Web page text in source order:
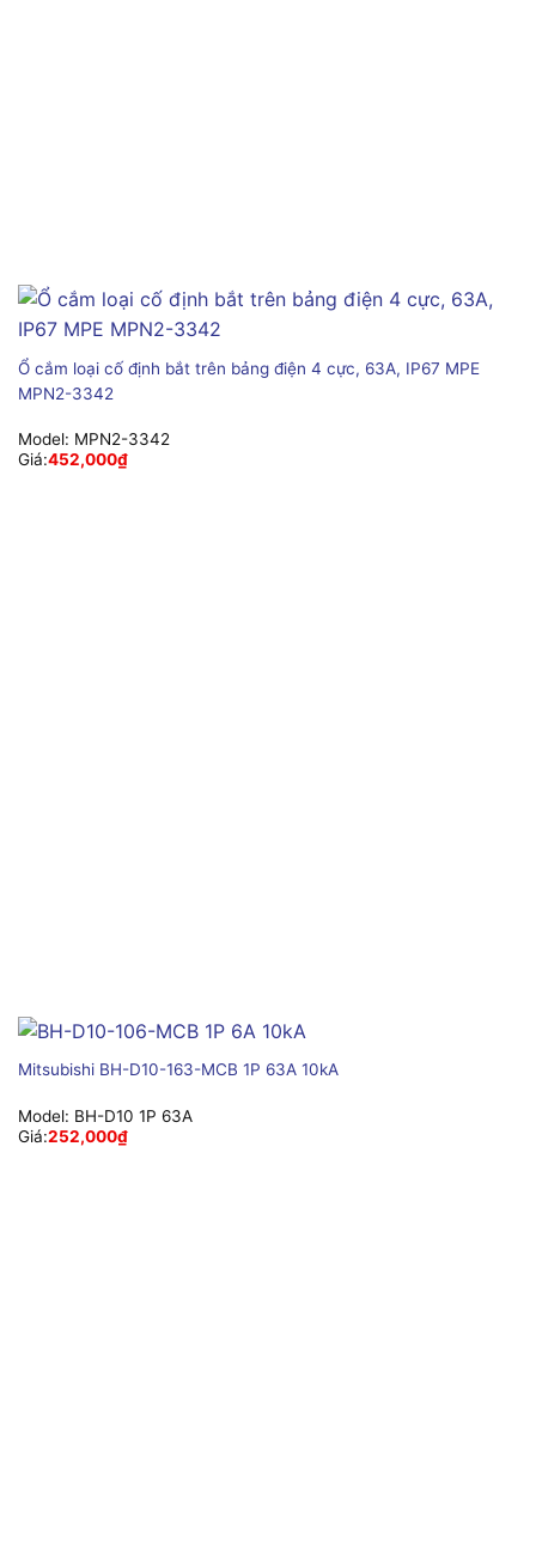
Ổ cắm loại cố định bắt trên bảng điện 4 cực, 63A, IP67 MPE
MPN2-3342
Model: MPN2-3342
Giá:452,000₫
Mitsubishi BH-D10-163-MCB 1P 63A 10kA
Model: BH-D10 1P 63A
Giá:252,000₫